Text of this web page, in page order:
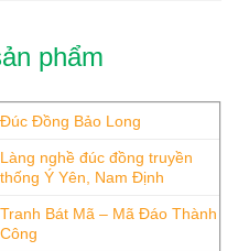
phẩm
Đúc Đồng Bảo Long
Làng nghề đúc đồng truyền
thống Ý Yên, Nam Định
Tranh Bát Mã – Mã Đáo Thành
Công